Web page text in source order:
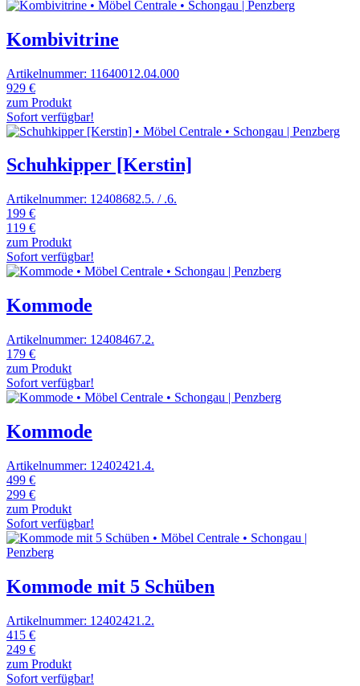
Kombivitrine
Artikelnummer: 11640012.04.000
929 €
zum Produkt
Sofort verfügbar!
Schuhkipper [Kerstin]
Artikelnummer: 12408682.5. / .6.
199 €
119 €
zum Produkt
Sofort verfügbar!
Kommode
Artikelnummer: 12408467.2.
179 €
zum Produkt
Sofort verfügbar!
Kommode
Artikelnummer: 12402421.4.
499 €
299 €
zum Produkt
Sofort verfügbar!
Kommode mit 5 Schüben
Artikelnummer: 12402421.2.
415 €
249 €
zum Produkt
Sofort verfügbar!